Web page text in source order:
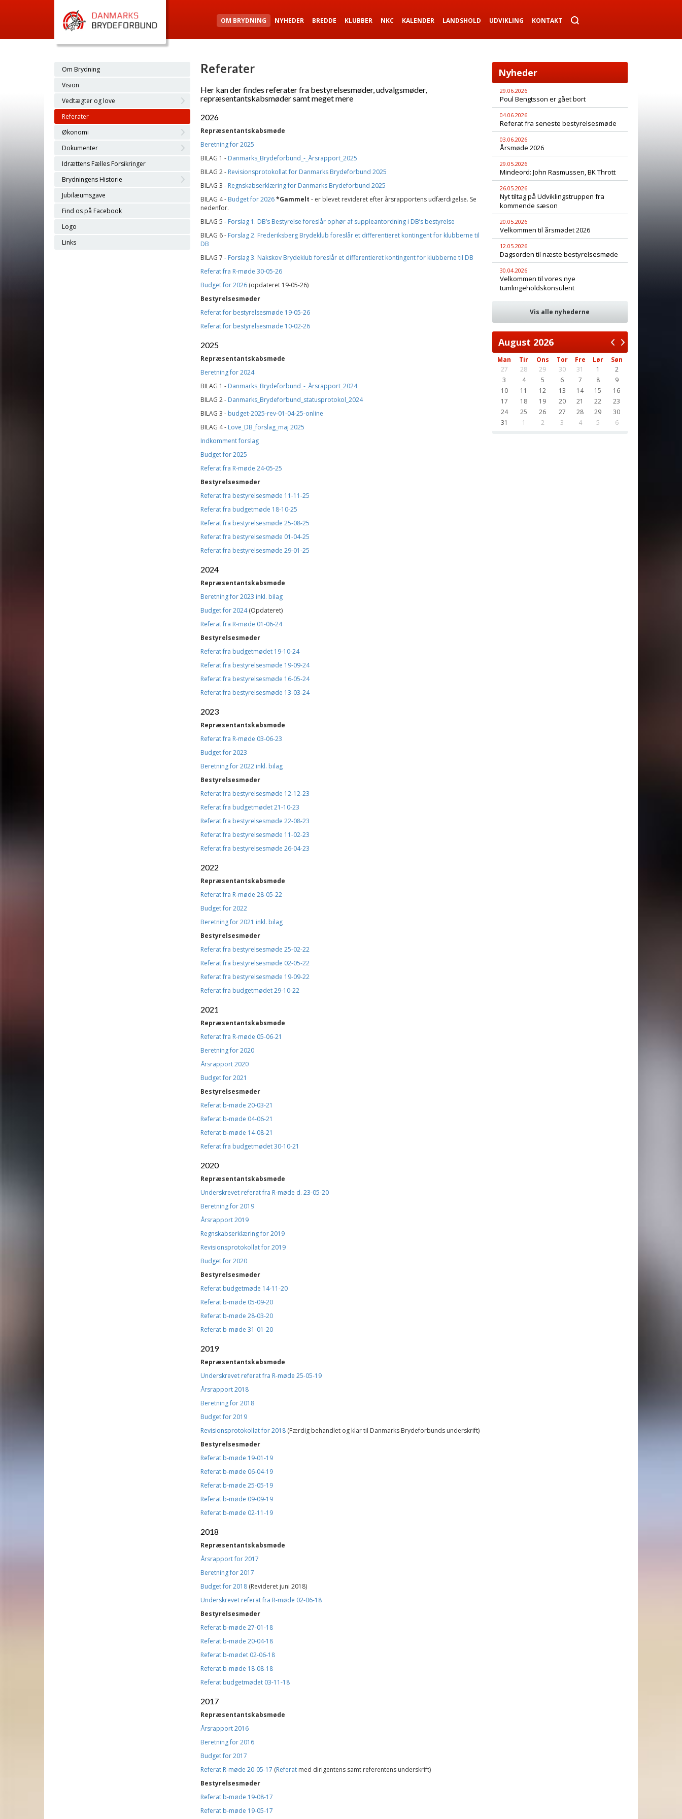
OM BRYDNING NYHEDER BREDDE KLUBBER NKC KALENDER LANDSHOLD UDVIKLING KONTAKT
Om Brydning
Vision
Vedtægter og love
Referater
Økonomi
Dokumenter
Idrættens Fælles Forsikringer
Brydningens Historie
Jubilæumsgave
Find os på Facebook
Logo
Links
Referater
Her kan der findes referater fra bestyrelsesmøder, udvalgsmøder,
repræsentantskabsmøder samt meget mere
2026
Repræsentantskabsmøde
Beretning for 2025
BILAG 1 - Danmarks_Brydeforbund_-_Årsrapport_2025
BILAG 2 - Revisionsprotokollat for Danmarks Brydeforbund 2025
BILAG 3 - Regnskabserklæring for Danmarks Brydeforbund 2025
BILAG 4 - Budget for 2026 *Gammelt - er blevet revideret efter årsrapportens udfærdigelse. Se
nedenfor.
BILAG 5 - Forslag 1. DB’s Bestyrelse foreslår ophør af suppleantordning i DB’s bestyrelse
BILAG 6 - Forslag 2. Frederiksberg Brydeklub foreslår et differentieret kontingent for klubberne til
DB
BILAG 7 - Forslag 3. Nakskov Brydeklub foreslår et differentieret kontingent for klubberne til DB
Referat fra R-møde 30-05-26
Budget for 2026(opdateret 19-05-26)
Bestyrelsesmøder
Referat for bestyrelsesmøde 19-05-26
Referat for bestyrelsesmøde 10-02-26
2025
Repræsentantskabsmøde
Beretning for 2024
BILAG 1 - Danmarks_Brydeforbund_-_Årsrapport_2024
BILAG 2 - Danmarks_Brydeforbund_statusprotokol_2024
BILAG 3 - budget-2025-rev-01-04-25-online
BILAG 4 - Love_DB_forslag_maj 2025
Indkomment forslag
Budget for 2025
Referat fra R-møde 24-05-25
Bestyrelsesmøder
Referat fra bestyrelsesmøde 11-11-25
Referat fra budgetmøde 18-10-25
Referat fra bestyrelsesmøde 25-08-25
Referat fra bestyrelsesmøde 01-04-25
Referat fra bestyrelsesmøde 29-01-25
2024
Repræsentantskabsmøde
Beretning for 2023 inkl. bilag
Budget for 2024(Opdateret)
Referat fra R-møde 01-06-24
Bestyrelsesmøder
Referat fra budgetmødet 19-10-24
Referat fra bestyrelsesmøde 19-09-24
Referat fra bestyrelsesmøde 16-05-24
Referat fra bestyrelsesmøde 13-03-24
2023
Repræsentantskabsmøde
Referat fra R-møde 03-06-23
Budget for 2023
Beretning for 2022 inkl. bilag
Bestyrelsesmøder
Referat fra bestyrelsesmøde 12-12-23
Referat fra budgetmødet 21-10-23
Referat fra bestyrelsesmøde 22-08-23
Referat fra bestyrelsesmøde 11-02-23
Referat fra bestyrelsesmøde 26-04-23
2022
Repræsentantskabsmøde
Referat fra R-møde 28-05-22
Budget for 2022
Beretning for 2021 inkl. bilag
Bestyrelsesmøder
Referat fra bestyrelsesmøde 25-02-22
Referat fra bestyrelsesmøde 02-05-22
Referat fra bestyrelsesmøde 19-09-22
Referat fra budgetmødet 29-10-22
2021
Repræsentantskabsmøde
Referat fra R-møde 05-06-21
Beretning for 2020
Årsrapport 2020
Budget for 2021
Bestyrelsesmøder
Referat b-møde 20-03-21
Referat b-møde 04-06-21
Referat b-møde 14-08-21
Referat fra budgetmødet 30-10-21
2020
Repræsentantskabsmøde
Underskrevet referat fra R-møde d. 23-05-20
Beretning for 2019
Årsrapport 2019
Regnskabserklæring for 2019
Revisionsprotokollat for 2019
Budget for 2020
Bestyrelsesmøder
Referat budgetmøde 14-11-20
Referat b-møde 05-09-20
Referat b-møde 28-03-20
Referat b-møde 31-01-20
2019
Repræsentantskabsmøde
Underskrevet referat fra R-møde 25-05-19
Årsrapport 2018
Beretning for 2018
Budget for 2019
Revisionsprotokollat for 2018 (Færdig behandlet og klar til Danmarks Brydeforbunds underskrift)
Bestyrelsesmøder
Referat b-møde 19-01-19
Referat b-møde 06-04-19
Referat b-møde 25-05-19
Referat b-møde 09-09-19
Referat b-møde 02-11-19
2018
Repræsentantskabsmøde
Årsrapport for 2017
Beretning for 2017
Budget for 2018(Revideret juni 2018)
Underskrevet referat fra R-møde 02-06-18
Bestyrelsesmøder
Referat b-møde 27-01-18
Referat b-møde 20-04-18
Referat b-mødet 02-06-18
Referat b-møde 18-08-18
Referat budgetmødet 03-11-18
2017
Repræsentantskabsmøde
Årsrapport 2016
Beretning for 2016
Budget for 2017
Referat R-møde 20-05-17 (Referatmed dirigentens samt referentens underskrift)
Bestyrelsesmøder
Referat b-møde 19-08-17
Referat b-møde 19-05-17
Nyheder
29.06.2026
Poul Bengtsson er gået bort
04.06.2026
Referat fra seneste bestyrelsesmøde
03.06.2026
Årsmøde 2026
29.05.2026
Mindeord: John Rasmussen, BK Thrott
26.05.2026
Nyt tiltag på Udviklingstruppen fra
kommende sæson
20.05.2026
Velkommen til årsmødet 2026
12.05.2026
Dagsorden til næste bestyrelsesmøde
30.04.2026
Velkommen til vores nye
tumlingeholdskonsulent
Vis alle nyhederne
August 2026
Man Tir Ons Tor Fre Lør
Søn
27
28 29 30 31 1
2
3
4 5 6 7 8
9
10
11 12 13 14 15
16
17
18 19 20 21 22
23
24
25 26 27 28 29
30
31
1 2 3 4 5 6